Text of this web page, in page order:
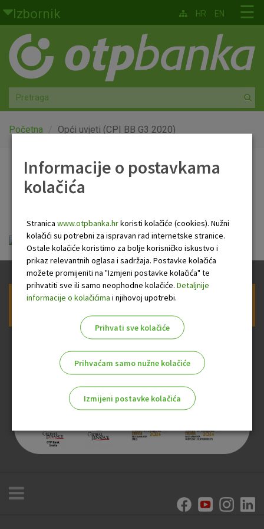
Skoči na glavni sadržaj
Izbornik
Građani
Privatno bankarstvo
Agro
Mala poduzeća i obrtnici
Globalna tržišta
O nama
☰
HR EN
Početna Opći uvjeti (CPI BB G3 2020)
Opći uvjeti (CPI BB G3
Opci_uvjeti_CPI_BB_G3_2020.pdf
Prijava na newsletter OTP banke
Informacije o postavkama
kolačića
Stranica www.otpbanka.hrkoristi kolačiće (cookies). Nužni
kolačići su potrebni za ispravan rad internetske stranice.
Ostale kolačiće koristimo za bolje korisničko iskustvo i
prikaz relevantnih oglasa i sadržaja. Postavke kolačića
možete promijeniti na "Izmjeni postavke kolačića" te
prihvatiti sve ili samo neophodne kolačiće. Detaljnije
informacije o kolačićima i njihovoj upotrebi.
Prihvati sve kolačiće
Prihvaćam samo nužne kolačiće
Izmijeni postavke kolačića